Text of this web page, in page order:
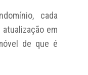
cada
em
de que é